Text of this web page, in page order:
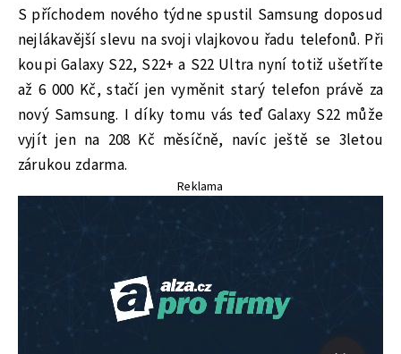
S příchodem nového týdne spustil Samsung doposud
nejlákavější slevu na svoji vlajkovou řadu telefonů. Při
koupi Galaxy S22, S22+ a S22 Ultra nyní totiž ušetříte
až 6 000 Kč, stačí jen vyměnit starý telefon právě za
nový Samsung. I díky tomu vás teď Galaxy S22 může
vyjít jen na 208 Kč měsíčně, navíc ještě se 3letou
zárukou zdarma.
Reklama